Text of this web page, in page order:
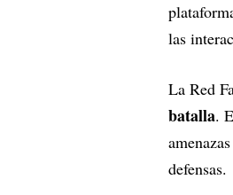
las
La Red
batalla.
defensas.